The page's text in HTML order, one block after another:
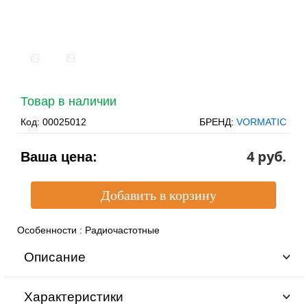
Товар в наличии
Код: 00025012 БРЕНД: VORMATIC
Ваша цена: 4 pуб.
Особенности : Радиочастотные
Описание
Характеристики